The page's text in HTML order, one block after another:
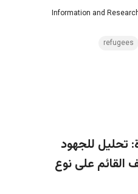
Information and
refugees
تحليل للجهود
القائم على نوع